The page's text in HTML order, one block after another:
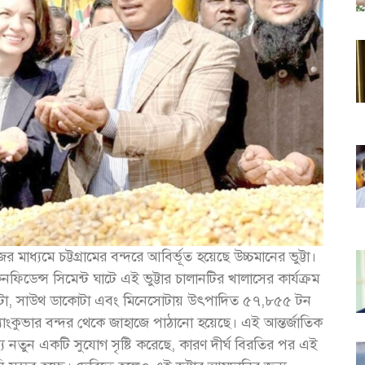
চট্টগ্রামের বন্দরে আবির্ভূত হয়েছে উচ্চমানের ভুট্টা।
সিমেন্ট ঘাটে এই ভুট্টার চালানটির খালাসের কার্যক্রম
সাউথ ডাকোটা এবং মিনেসোটায় উৎপাদিত ৫৭,৮৫৫ টন
বন্দর থেকে জাহাজে পাঠানো হয়েছে। এই আন্তর্জাতিক
নতুন একটি সুযোগ সৃষ্টি করেছে, কারণ দীর্ঘ বিরতির পর এই